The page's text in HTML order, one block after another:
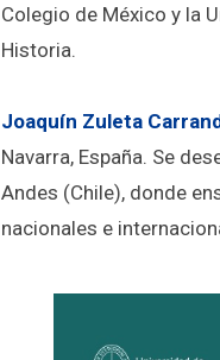
Colegio de México y la
Historia.
Joaquín Zuleta
Navarra, España. Se
Andes (Chile), donde
nacionales e